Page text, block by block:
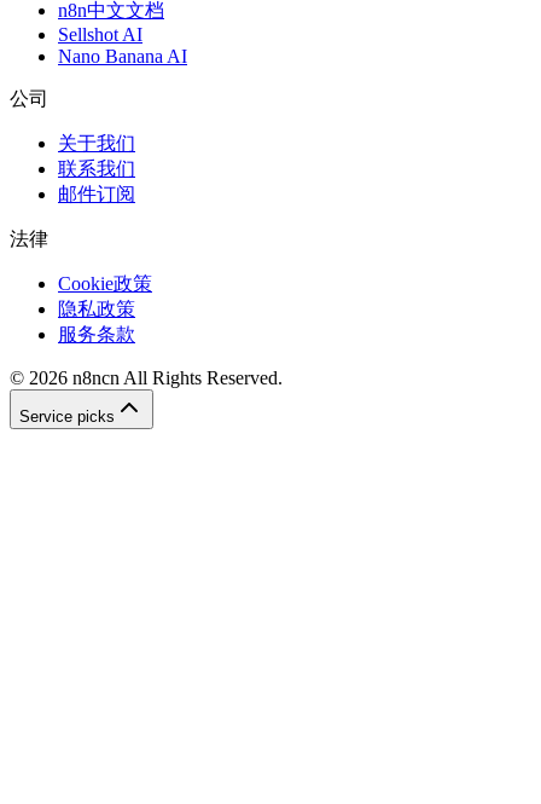
n8n中文文档
Sellshot AI
Nano Banana AI
公司
关于我们
联系我们
邮件订阅
法律
Cookie政策
隐私政策
服务条款
© 2026 n8ncn All Rights Reserved.
Service picks